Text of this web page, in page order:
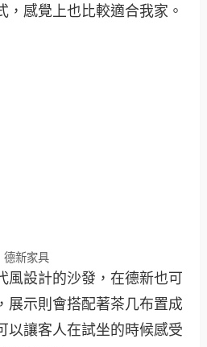
，感覺上也比較適合我家。
德新家具
風設計的沙發，在德新也可
展示則會搭配著茶几布置成
以讓客人在試坐的時候感受